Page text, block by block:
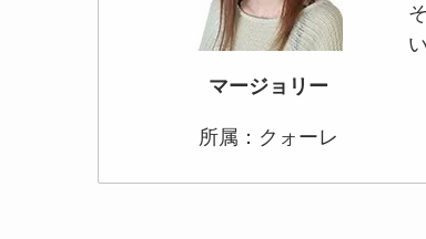
マージョリー
所属：クォーレ